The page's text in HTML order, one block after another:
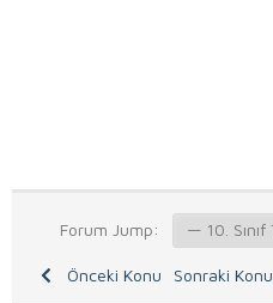
Forum Jump:
Önceki Konu Sonraki Konu